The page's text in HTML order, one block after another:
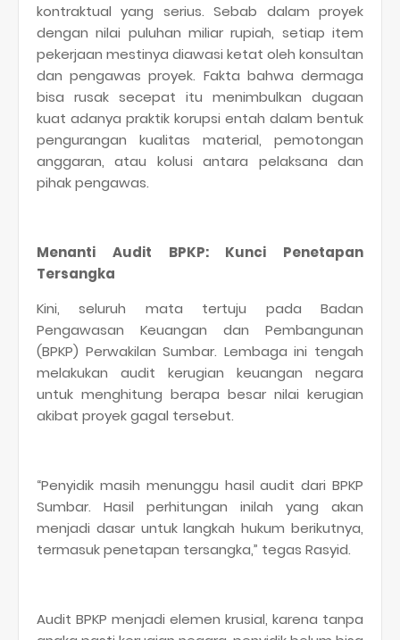
kontraktual yang serius. Sebab dalam proyek
dengan nilai puluhan miliar rupiah, setiap item
pekerjaan mestinya diawasi ketat oleh konsultan
dan pengawas proyek. Fakta bahwa dermaga
bisa rusak secepat itu menimbulkan dugaan
kuat adanya praktik korupsi entah dalam bentuk
pengurangan kualitas material, pemotongan
anggaran, atau kolusi antara pelaksana dan
pihak pengawas.
Menanti Audit BPKP: Kunci Penetapan
Tersangka
Kini, seluruh mata tertuju pada Badan
Pengawasan Keuangan dan Pembangunan
(BPKP) Perwakilan Sumbar. Lembaga ini tengah
melakukan audit kerugian keuangan negara
untuk menghitung berapa besar nilai kerugian
akibat proyek gagal tersebut.
“Penyidik masih menunggu hasil audit dari BPKP
Sumbar. Hasil perhitungan inilah yang akan
menjadi dasar untuk langkah hukum berikutnya,
termasuk penetapan tersangka,” tegas Rasyid.
Audit BPKP menjadi elemen krusial, karena tanpa